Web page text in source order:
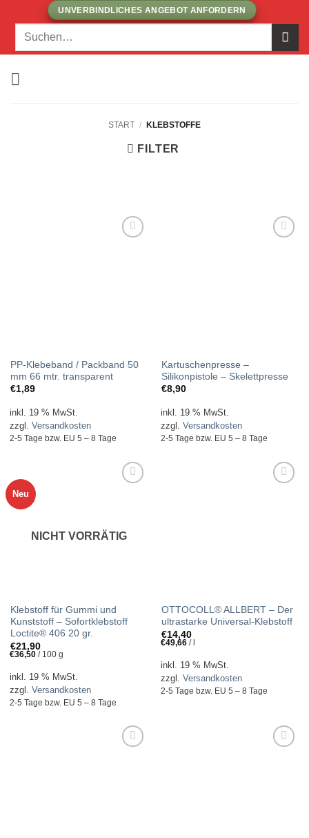
Inhalt
springen
UNVERBINDLICHES ANGEBOT ANFORDERN
Suchen
START / KLEBSTOFFE
FILTER
PP-Klebeband / Packband 50
mm 66 mtr. transparent
€1,89
inkl. 19 % MwSt.
zzgl. Versandkosten
2-5 Tage bzw. EU 5 – 8 Tage
Kartuschenpresse –
Silikonpistole – Skelettpresse
€8,90
inkl. 19 % MwSt.
zzgl. Versandkosten
2-5 Tage bzw. EU 5 – 8 Tage
Neu
NICHT VORRÄTIG
Klebstoff für Gummi und
Kunststoff – Sofortklebstoff
Loctite® 406 20 gr.
€21,90
€36,50/ 100 g
inkl. 19 % MwSt.
zzgl. Versandkosten
2-5 Tage bzw. EU 5 – 8 Tage
OTTOCOLL® ALLBERT – Der
ultrastarke Universal-Klebstoff
€14,40
€49,66/l
inkl. 19 % MwSt.
zzgl. Versandkosten
2-5 Tage bzw. EU 5 – 8 Tage